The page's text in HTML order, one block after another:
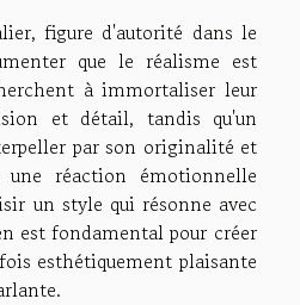
figure d'autorité dans le
que le réalisme est
à immortaliser leur
et détail, tandis qu'un
par son originalité et
réaction émotionnelle
un style qui résonne avec
est fondamental pour créer
esthétiquement plaisante